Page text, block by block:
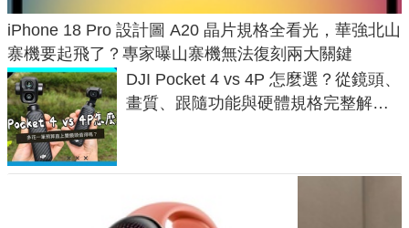
iPhone 18 Pro 設計圖 A20 晶片規格全看光，華強北山
寨機要起飛了？專家曝山寨機無法復刻兩大關鍵
DJI Pocket 4 vs 4P 怎麼選？從鏡頭、
畫質、跟隨功能與硬體規格完整解